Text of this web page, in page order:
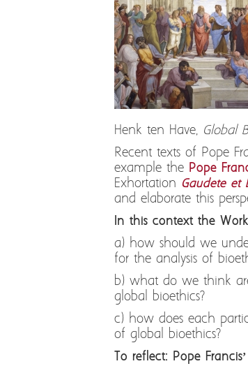
Henk ten Have, Global
Recent texts of Pope
example the Pope
Exhortation Gaudete et
and elaborate this
In this context the
a) how should we
for the analysis of
b) what do we think
global bioethics?
c) how does each
of global bioethics?
To reflect: Pope Francis’